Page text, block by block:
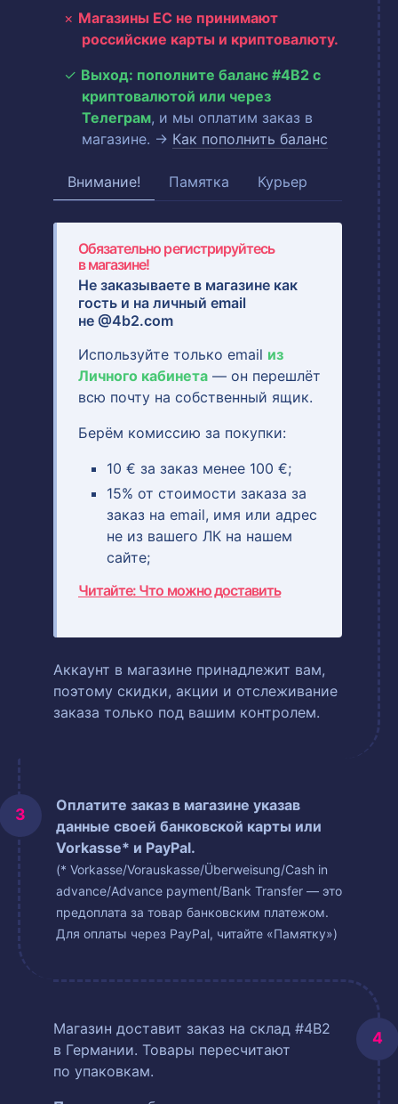
Магазины ЕС не принимают
российские карты и криптовалюту.
Выход: пополните баланс #4B2 с
криптовалютой или через
Телеграм, и мы оплатим заказ в
магазине. → Как пополнить баланс
Внимание! Памятка Курьер
Обязательно регистрируйтесь
в магазине!
Не заказываете в магазине как
гость и на личный email
не @4b2.com
Используйте только email из
Личного кабинета — он перешлёт
всю почту на собственный ящик.
Берём комиссию за покупки:
10 € за заказ менее 100 €;
15% от стоимости заказа за
заказ на email, имя или адрес
не из вашего ЛК на нашем
сайте;
Читайте: Что можно доставить
Аккаунт в магазине принадлежит вам,
поэтому скидки, акции и отслеживание
заказа только под вашим контролем.
Оплатите заказ в магазине указав
данные своей банковской карты или
Vorkasse* и PayPal.
(* Vorkasse/Vorauskasse/Überweisung/Cash in
advance/Advance payment/Bank Transfer — это
предоплата за товар банковским платежом.
Для оплаты через PayPal, читайте «Памятку»)
Магазин доставит заказ на склад #4B2
в Германии. Товары пересчитают
по упаковкам.